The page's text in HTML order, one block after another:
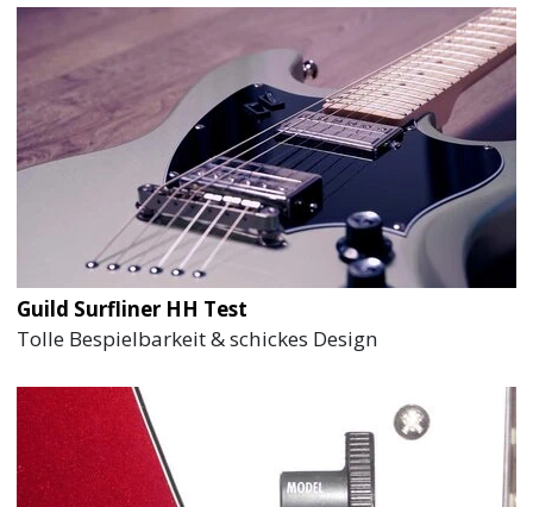
Guild Surfliner HH Test
Tolle Bespielbarkeit & schickes Design